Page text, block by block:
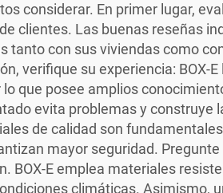
considerar. En primer lugar,
clientes. Las buenas reseñas
tanto con sus viviendas como
verifique su experiencia: BOX-
lo que posee amplios
evita problemas y construye
de calidad son
mayor seguridad.
BOX-E emplea materiales
climáticas. Asimismo,